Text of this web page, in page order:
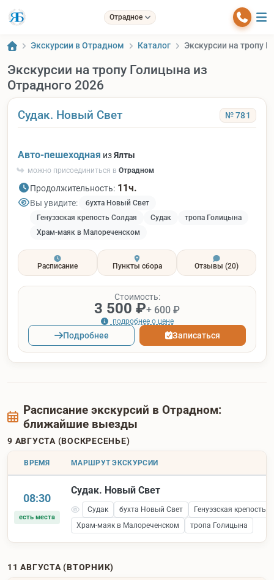
Отрадное
Экскурсии в Отрадном Каталог Экскурсии на тропу
Экскурсии на тропу Голицына из
Отрадного 2026
Судак. Новый Свет № 781
Авто-пешеходная изЯлты
можно присоединиться в Отрадном
Продолжительность: 11ч.
Вы увидите:
бухта Новый Свет
Генуэзская крепость Солдая
Судак
тропа Голицына
Храм-маяк в Малореченском
Расписание Пункты сбора Отзывы (20)
Стоимость:
3 500 ₽+ 600 ₽
подробнее о цене
Подробнее Записаться
Расписание экскурсий в Отрадном:
ближайшие выезды
9 АВГУСТА (ВОСКРЕСЕНЬЕ)
ВРЕМЯ МАРШРУТ ЭКСКУРСИИ
08:30
есть места
Судак. Новый Свет
Судак бухта Новый Свет
Генуэзская крепость
Храм-маяк в Малореченском
тропа Голицына
11 АВГУСТА (ВТОРНИК)